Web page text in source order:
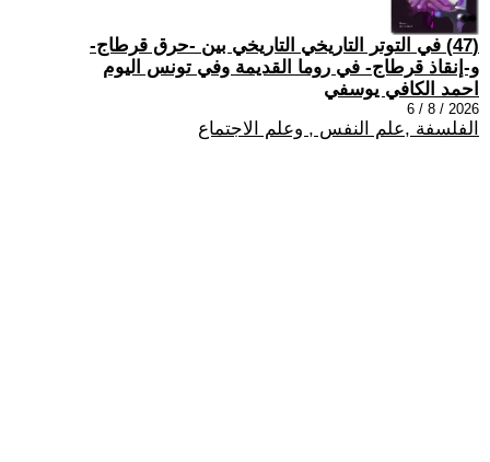
(47) في التوتر التاريخي التاريخي بين -حرق قرطاج-
و-إنقاذ قرطاج- في روما القديمة وفي تونس اليوم
احمد الكافي يوسفي
2026 / 8 / 6
الفلسفة ,علم النفس , وعلم الاجتماع